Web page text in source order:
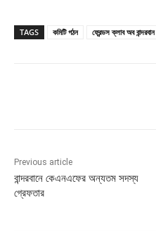
TAGS কমিটি গঠন ফ্রেন্ডস ক্লাব অব বান্দরবান
Previous article
বান্দরবানে কেএনএফের অন্যতম সদস্য
গ্রেফতার